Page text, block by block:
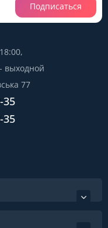
Подписаться
выходной
77
35
35